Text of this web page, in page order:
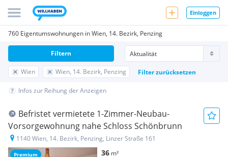
Einloggen
760 Eigentumswohnungen in Wien, 14. Bezirk, Penzing
Wien Wien, 14. Bezirk, Penzing Filter zurücksetzen
Filtern
Infos zur Reihung der Anzeigen
Premium
Befristet vermietete 1-Zimmer-Neubau-
Vorsorgewohnung nahe Schloss Schönbrunn
1140 Wien, 14. Bezirk, Penzing, Linzer Straße 161
36 m²